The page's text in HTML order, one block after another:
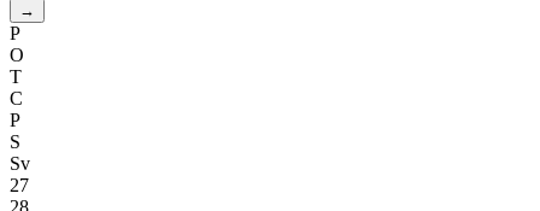
→
P
O
T
C
P
S
Sv
27